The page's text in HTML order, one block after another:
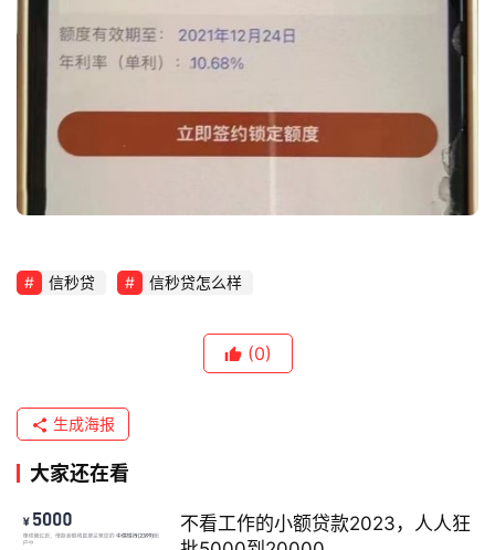
信秒贷 信秒贷怎么样
(0)
生成海报
大家还在看
不看工作的小额贷款2023，人人狂